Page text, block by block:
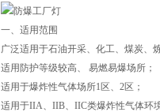
一、适用范围
广泛适用于石油开采、化工、煤炭、
适用防护等级较高、 易燃易爆场所；
适用于爆炸性气体场所1区、2区；
适用于IIA、IIB、IIC类爆炸性气体环